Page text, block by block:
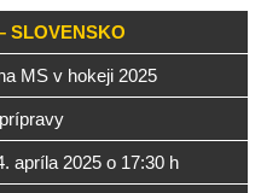
SLOVENSKO
MS v hokeji 2025
apríla 2025 o 17:30 h